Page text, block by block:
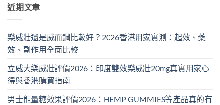
近期文章
樂威壯還是威而鋼比較好？2026香港用家實測：起效、藥
效、副作用全面比較
立威大樂威壯評價2026：印度雙效樂威壯20mg真實用家心
得與香港購買指南
男士能量糖效果評價2026：HEMP GUMMIES等產品真的有